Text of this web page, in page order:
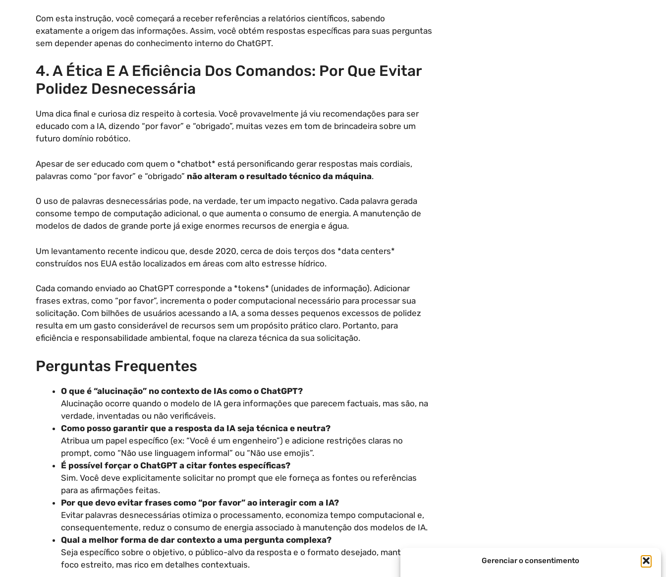
Gerenciar o consentimento
Com esta instrução, você começará a receber referências a relatórios científicos, sabendo
exatamente a origem das informações. Assim, você obtém respostas específicas para suas perguntas
sem depender apenas do conhecimento interno do ChatGPT.
4. A Ética E A Eficiência Dos Comandos: Por Que Evitar
Polidez Desnecessária
Uma dica final e curiosa diz respeito à cortesia. Você provavelmente já viu recomendações para ser
educado com a IA, dizendo “por favor” e “obrigado”, muitas vezes em tom de brincadeira sobre um
futuro domínio robótico.
Apesar de ser educado com quem o *chatbot* está personificando gerar respostas mais cordiais,
palavras como “por favor” e “obrigado” não alteram o resultado técnico da máquina.
O uso de palavras desnecessárias pode, na verdade, ter um impacto negativo. Cada palavra gerada
consome tempo de computação adicional, o que aumenta o consumo de energia. A manutenção de
modelos de dados de grande porte já exige enormes recursos de energia e água.
Um levantamento recente indicou que, desde 2020, cerca de dois terços dos *data centers*
construídos nos EUA estão localizados em áreas com alto estresse hídrico.
Cada comando enviado ao ChatGPT corresponde a *tokens* (unidades de informação). Adicionar
frases extras, como “por favor”, incrementa o poder computacional necessário para processar sua
solicitação. Com bilhões de usuários acessando a IA, a soma desses pequenos excessos de polidez
resulta em um gasto considerável de recursos sem um propósito prático claro. Portanto, para
eficiência e responsabilidade ambiental, foque na clareza técnica da sua solicitação.
Perguntas Frequentes
O que é “alucinação” no contexto de IAs como o ChatGPT?
Alucinação ocorre quando o modelo de IA gera informações que parecem factuais, mas são, na
verdade, inventadas ou não verificáveis.
Como posso garantir que a resposta da IA seja técnica e neutra?
Atribua um papel específico (ex: “Você é um engenheiro”) e adicione restrições claras no
prompt, como “Não use linguagem informal” ou “Não use emojis”.
É possível forçar o ChatGPT a citar fontes específicas?
Sim. Você deve explicitamente solicitar no prompt que ele forneça as fontes ou referências
para as afirmações feitas.
Por que devo evitar frases como “por favor” ao interagir com a IA?
Evitar palavras desnecessárias otimiza o processamento, economiza tempo computacional e,
consequentemente, reduz o consumo de energia associado à manutenção dos modelos de IA.
Qual a melhor forma de dar contexto a uma pergunta complexa?
Seja específico sobre o objetivo, o público-alvo da resposta e o formato desejado, mantendo o
foco estreito, mas rico em detalhes contextuais.